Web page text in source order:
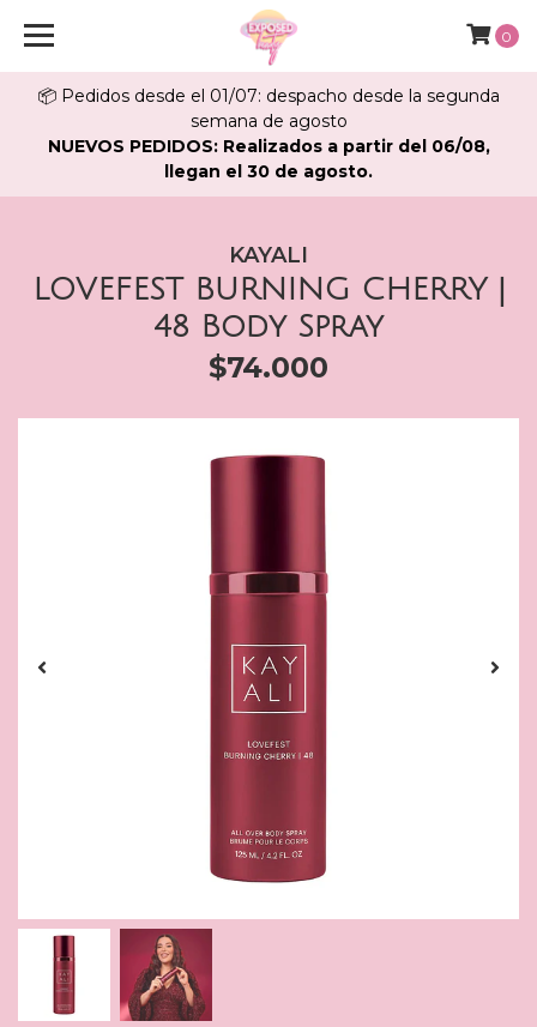
📦 Pedidos desde el 01/07: despacho desde la segunda
semana de agosto
NUEVOS PEDIDOS: Realizados a partir del 06/08,
llegan el 30 de agosto.
0
KAYALI
LOVEFEST BURNING CHERRY |
48 Body Spray
$74.000